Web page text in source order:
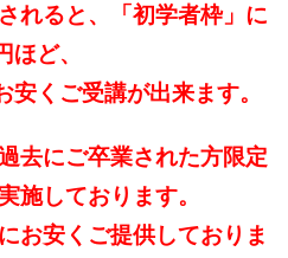
れると、「初学者枠」に
ほど、
安くご受講が出来ます。
去にご卒業された方限定
施しております。
お安くご提供しておりま